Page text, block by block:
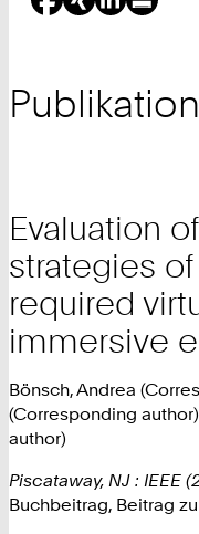
Publikation
Evaluation
strategies
required
immersive
Bönsch, Andrea
(Corresponding
author)
Piscataway, NJ : IEEE
Buchbeitrag, Beitrag